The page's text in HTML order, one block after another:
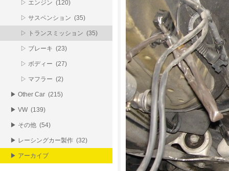
▷ エンジン (120)
▷ サスペンション (35)
▷ トランスミッション (35)
▷ ブレーキ (23)
▷ ボディー (27)
▷ マフラー (2)
▶ Other Car (215)
▶ VW (139)
▶ その他 (54)
▶ レーシングカー製作 (32)
▶ アーカイブ